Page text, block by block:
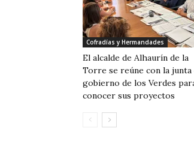
Cofradías y Hermandades
El alcalde de Alhaurín de la
Torre se reúne con la junta
gobierno de los Verdes
conocer sus proyectos